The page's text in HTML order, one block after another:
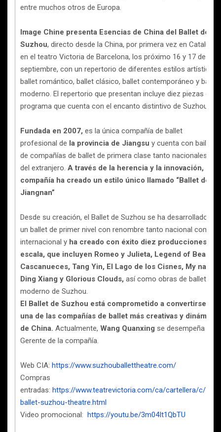
entre muchos otros de Europa.
Image Chine presenta Esencias de China del Ballet de
Suzhou, directo desde la China, por primera vez en
en el teatro Victoria de Barcelona, los próximo 16 y 17 de
septiembre, con un repertorio de diferentes estilos artísticos:
ballet romántico, ballet clásico, ballet contemporáneo y ballet
moderno. El repertorio que presentan incluye diez piezas en
programa que cuenta con el encanto distintivo de Suzhou.
Fundada en 2007, es la única compañía de ballet
profesional de la provincia de Jiangsu y cuenta con
de compañías de ballet de primera clase tanto nacionales
del extranjero. A través de la herencia y la innovación, la
compañía ha creado un estilo único llamado “Ballet de
Jiangnan”
Desde su creación, el Ballet de Suzhou se ha desarrollado
un ballet de primer nivel con renombre tanto nacional como
internacional y ha creado con éxito diez producciones a
escala, que incluyen Romeo y Julieta, Legend of Beauty,
Cascanueces, Tang Yin, El Lago de los Cisnes, My name
Ding Xiang y Glorious Clouds, así como obras de ballet
moderno de Suzhou.
El Ballet de Suzhou está comprometido a convertirse en
una de las compañías de ballet más creativas y dinámicas
de China. Actualmente, Wang Quanxing se desempeña
Gerente de la compañía.
Web CIA: https://www.suzhouballettheatre.com/
Compras
entradas: https://www.teatrevictoria.com/ca/cartellera/c/
ballet-suzhou-theatre.html
Video promocional: https://youtu.be/3m04It1QbTU